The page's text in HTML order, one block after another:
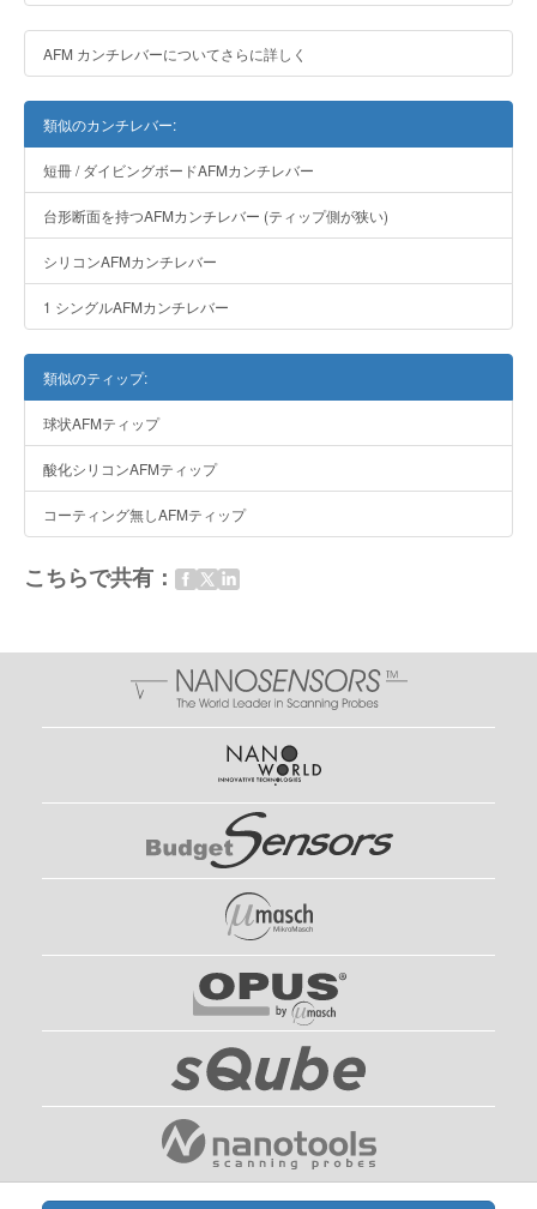
AFM カンチレバーについてさらに詳しく
類似のカンチレバー:
短冊 / ダイビングボードAFMカンチレバー
台形断面を持つAFMカンチレバー (ティップ側が狭い)
シリコンAFMカンチレバー
1 シングルAFMカンチレバー
類似のティップ:
球状AFMティップ
酸化シリコンAFMティップ
コーティング無しAFMティップ
こちらで共有：